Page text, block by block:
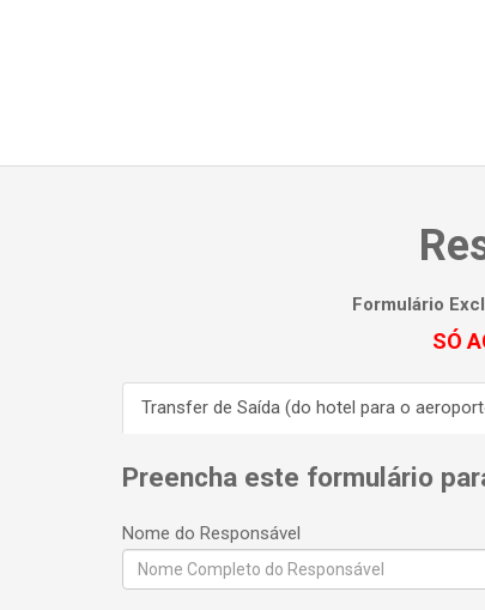
Formulário
SÓ
Transfer de Saída (do hotel para o
Preencha este formulário
Nome do Responsável